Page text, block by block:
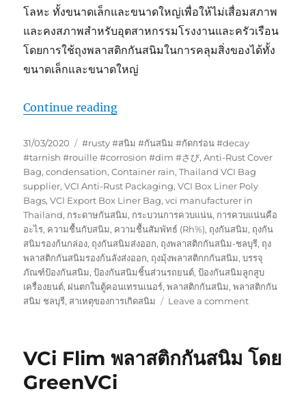
โลหะ ทั้งขนาดเล็กและขนาดใหญ่เพื่อให้ไม่เสื่อมสภาพ
และคงสภาพสำหรับอุตสาหกรรมโรงงานและครัวเรือน
โดยการใช้ถุงพลาสติกกันสนิมในการคลุมสิ่งของได้ทั้ง
ขนาดเล็กและขนาดใหญ่
Continue reading“โรงงานอุตสาหกรรมสั่งหยุดอย่าลืมใ
Posted
on
31/03/2020 Tags
#rusty #สนิม #กันสนิม #กัดกร่อน #decay
#tarnish #rouille #corrosion #dim #さび,Anti-Rust Cover
Bag,condensation,Container rain,Thailand VCI Bag
supplier,VCI Anti-Rust Packaging,VCI Box Liner Poly
Bags,VCI Export Box Liner Bag,vci manufacturer in
Thailand, กระดาษกันสนิม, กระบวนการควบแน่น, การควบแน่นคือ
อะไร, ความชื้นกับสนิม, ความชื้นสัมพัทธ์ (Rh%), ถุงกันสนิม, ถุงกัน
สนิมรองก้นกล่อง, ถุงกันสนิมส่งออก, ถุงพลาสติกกันสนิม-ชลบุรี, ถุง
พลาสติกกันสนิมรองก้นลังส่งออก, ถุงมุ้งพลาสติกกกันสนิม,บรรจุ
ภัณฑ์ป้องกันสนิม,ป้องกันสนิมชิ้นส่วนรถยนต์,ป้องกันสนิมลูกสูบ
เครื่องยนต์, ฝนตกในตู้คอนเทรนเนอร์,พลาสติกกันสนิม,พลาสติกกัน
สนิม ชลบุรี, สาเหตุของการเกิดสนิม Leave a commenton
หยุด
VCi Flim พลาสติกกันสนิม โดย
GreenVCi